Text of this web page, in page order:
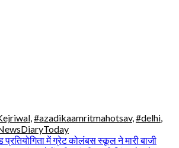
#azadikaamritmahotsav, #delhi
में ग्रेट कोलंबस स्कूल ने मारी बाजी